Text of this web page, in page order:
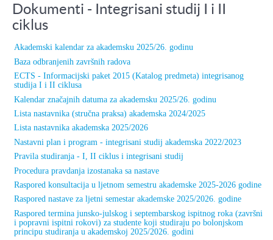
Dokumenti - Integrisani studij I i II
ciklus
Akademski kalendar za akademsku 2025/26. godinu
Baza odbranjenih završnih radova
ECTS - Informacijski paket 2015 (Katalog predmeta) integrisanog
studija I i II ciklusa
Kalendar značajnih datuma za akademsku 2025/26. godinu
Lista nastavnika (stručna praksa) akademska 2024/2025
Lista nastavnika akademska 2025/2026
Nastavni plan i program - integrisani studij akademska 2022/2023
Pravila studiranja - I, II ciklus i integrisani studij
Procedura pravdanja izostanaka sa nastave
Raspored konsultacija u ljetnom semestru akademske 2025-2026 godine
Raspored nastave za ljetni semestar akademske 2025/2026. godine
Raspored termina junsko-julskog i septembarskog ispitnog roka (završni
i popravni ispitni rokovi) za studente koji studiraju po bolonjskom
principu studiranja u akademskoj 2025/2026. godini